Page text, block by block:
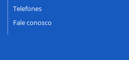
Telefones
Fale conosco